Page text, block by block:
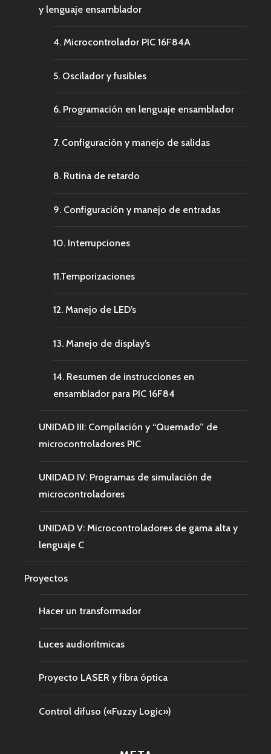
y lenguaje ensamblador
4. Microcontrolador PIC 16F84A
5. Oscilador y fusibles
6. Programación en lenguaje ensamblador
7. Configuración y manejo de salidas
8. Rutina de retardo
9. Configuración y manejo de entradas
10. Interrupciones
11.Temporizaciones
12. Manejo de LED’s
13. Manejo de display’s
14. Resumen de instrucciones en
ensamblador para PIC 16F84
UNIDAD III: Compilación y “Quemado” de
microcontroladores PIC
UNIDAD IV: Programas de simulación de
microcontroladores
UNIDAD V: Microcontroladores de gama alta y
lenguaje C
Proyectos
Hacer un transformador
Luces audiorítmicas
Proyecto LASER y fibra óptica
Control difuso («Fuzzy Logic»)